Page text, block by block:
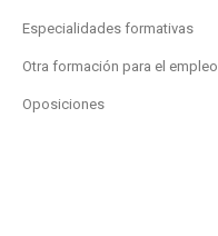
Especialidades formativas
Otra formación para el empleo
Oposiciones